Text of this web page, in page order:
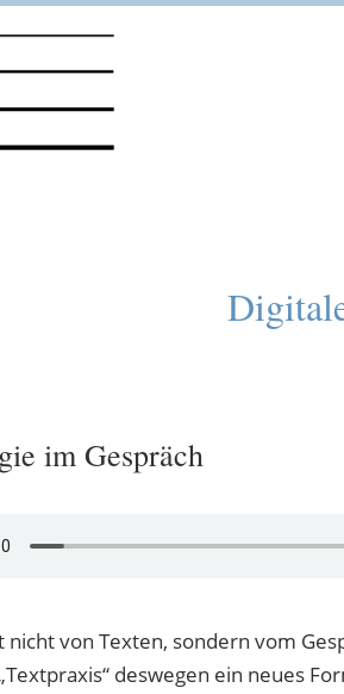
im Gespräch
nicht von Texten, sondern vom
deswegen ein neues